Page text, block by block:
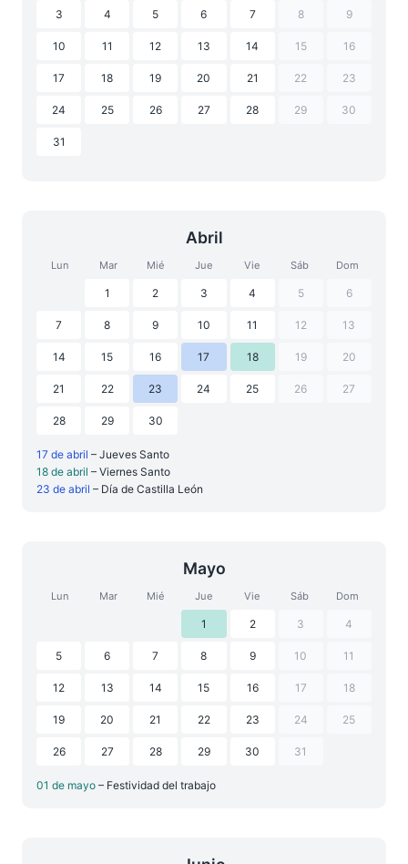
3 4 5 6 7 8 9
10 11 12 13 14 15 16
17 18 19 20 21 22 23
24 25 26 27 28 29 30
31
Abril
Lun Mar Mié Jue Vie Sáb Dom
1 2 3 4 5 6
7 8 9 10 11 12 13
14 15 16 17 18 19 20
21 22 23 24 25 26 27
28 29 30
17 de abril – Jueves Santo
18 de abril – Viernes Santo
23 de abril – Día de Castilla León
Mayo
Lun Mar Mié Jue Vie Sáb Dom
1 2 3 4
5 6 7 8 9 10 11
12 13 14 15 16 17 18
19 20 21 22 23 24 25
26 27 28 29 30 31
01 de mayo – Festividad del trabajo